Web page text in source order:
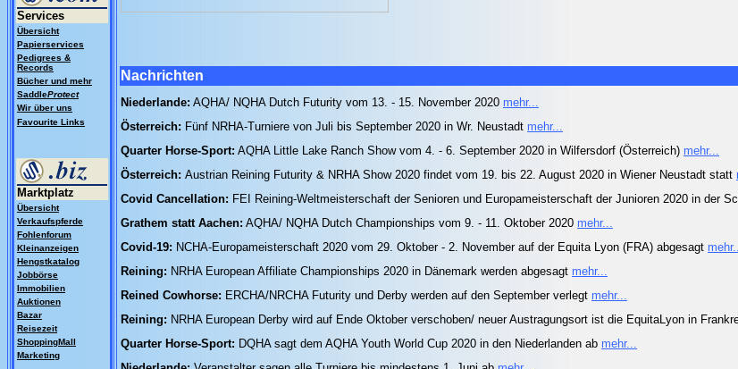
Services
Übersicht
Papierservices
Pedigrees &
Records
Bücher und mehr
SaddleProtect
Wir über uns
Favourite Links
Marktplatz
Übersicht
Verkaufspferde
Fohlenforum
Kleinanzeigen
Hengstkatalog
Jobbörse
Immobilien
Auktionen
Bazar
Reisezeit
ShoppingMall
Marketing
Nachrichten
Niederlande: AQHA/ NQHA Dutch Futurity vom 13. - 15. November 2020 mehr...
Österreich: Fünf NRHA-Turniere von Juli bis September 2020 in Wr. Neustadt mehr...
Quarter Horse-Sport: AQHA Little Lake Ranch Show vom 4. - 6. September 2020 in Wilfersdorf (Österreich) mehr...
Österreich: Austrian Reining Futurity & NRHA Show 2020 findet vom 19. bis 22. August 2020 in Wiener Neustadt statt
Covid Cancellation: FEI Reining-Weltmeisterschaft der Senioren und Europameisterschaft der Junioren 2020 in der
Grathem statt Aachen: AQHA/ NQHA Dutch Championships vom 9. - 11. Oktober 2020 mehr...
Covid-19: NCHA-Europameisterschaft 2020 vom 29. Oktober - 2. November auf der Equita Lyon (FRA) abgesagt
Reining: NRHA European Affiliate Championships 2020 in Dänemark werden abgesagt mehr...
Reined Cowhorse: ERCHA/NRCHA Futurity und Derby werden auf den September verlegt mehr...
Reining: NRHA European Derby wird auf Ende Oktober verschoben/ neuer Austragungsort ist die EquitaLyon in
Quarter Horse-Sport: DQHA sagt dem AQHA Youth World Cup 2020 in den Niederlanden ab mehr...